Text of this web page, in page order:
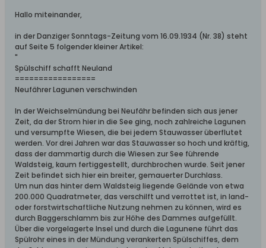
Hallo miteinander,
in der Danziger Sonntags-Zeitung vom 16.09.1934 (Nr. 38) steht
auf Seite 5 folgender kleiner Artikel:
"
Spülschiff schafft Neuland
=================
Neufährer Lagunen verschwinden
In der Weichselmündung bei Neufähr befinden sich aus jener
Zeit, da der Strom hier in die See ging, noch zahlreiche Lagunen
und versumpfte Wiesen, die bei jedem Stauwasser überflutet
werden. Vor drei Jahren war das Stauwasser so hoch und kräftig,
dass der dammartig durch die Wiesen zur See führende
Waldsteig, kaum fertiggestellt, durchbrochen wurde. Seit jener
Zeit befindet sich hier ein breiter, gemauerter Durchlass.
Um nun das hinter dem Waldsteig liegende Gelände von etwa
200.000 Quadratmeter, das verschilft und verrottet ist, in land-
oder forstwirtschaftliche Nutzung nehmen zu können, wird es
durch Baggerschlamm bis zur Höhe des Dammes aufgefüllt.
Über die vorgelagerte Insel und durch die Lagunene führt das
Spülrohr eines in der Mündung verankerten Spülschiffes, dem